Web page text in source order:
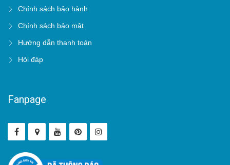
Chính sách bảo hành
Chính sách bảo mật
Hướng dẫn thanh toán
Hỏi đáp
Fanpage